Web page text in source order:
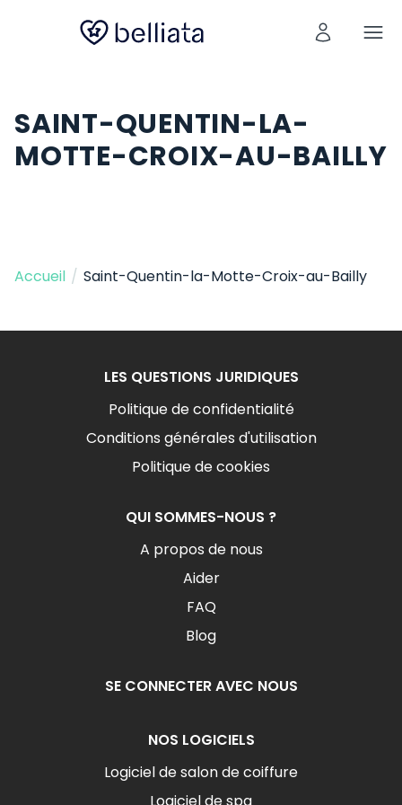
SAINT-QUENTIN-LA-
MOTTE-CROIX-AU-BAILLY
Accueil / Saint-Quentin-la-Motte-Croix-au-Bailly
LES QUESTIONS JURIDIQUES
Politique de confidentialité
Conditions générales d'utilisation
Politique de cookies
QUI SOMMES-NOUS ?
A propos de nous
Aider
FAQ
Blog
SE CONNECTER AVEC NOUS
NOS LOGICIELS
Logiciel de salon de coiffure